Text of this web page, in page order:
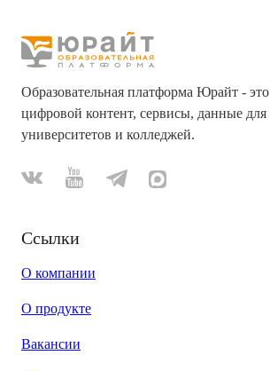
Образовательная платформа Юрайт - это
цифровой контент, сервисы, данные для
университетов и колледжей.
Ссылки
О компании
О продукте
Вакансии